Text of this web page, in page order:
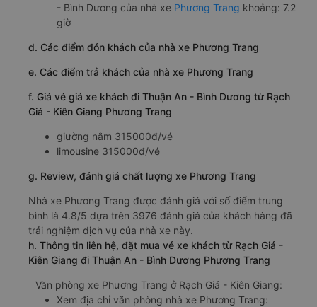
- Bình Dương của nhà xe Phương Trang khoảng: 7.2
giờ
d. Các điểm đón khách của nhà xe Phương Trang
e. Các điểm trả khách của nhà xe Phương Trang
f. Giá vé giá xe khách đi Thuận An - Bình Dương từ Rạch
Giá - Kiên Giang Phương Trang
giường nằm 315000đ/vé
limousine 315000đ/vé
g. Review, đánh giá chất lượng xe Phương Trang
Nhà xe Phương Trang được đánh giá với số điểm trung
bình là 4.8/5 dựa trên 3976 đánh giá của khách hàng đã
trải nghiệm dịch vụ của nhà xe này.
h. Thông tin liên hệ, đặt mua vé xe khách từ Rạch Giá -
Kiên Giang đi Thuận An - Bình Dương Phương Trang
Văn phòng xe Phương Trang ở Rạch Giá - Kiên Giang:
Xem địa chỉ văn phòng nhà xe Phương Trang: